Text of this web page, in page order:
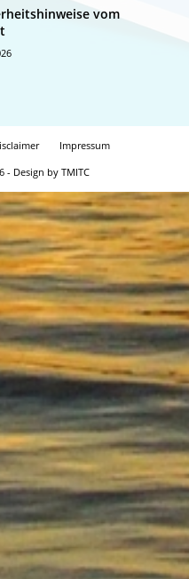
vom
Impressum
- Design by TMITC